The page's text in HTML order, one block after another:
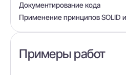
Документирование кода
Применение принципов SOLID
Примеры работ